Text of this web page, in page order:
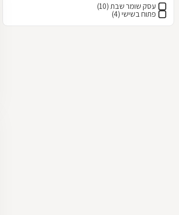
עסק שומר שבת (10)
פתוח בשישי (4)